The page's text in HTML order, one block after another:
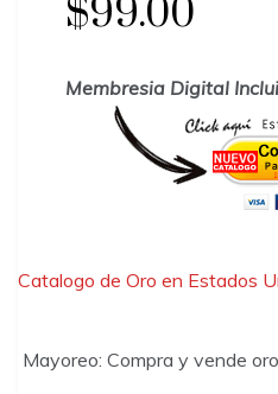
$99.00
Membresia Digital
Catalogo de Oro en Estados
​Mayoreo: Compra y vende